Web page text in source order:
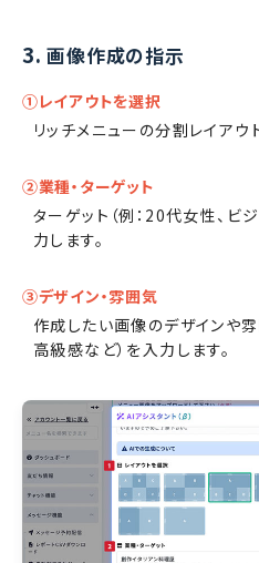
3. 画像作成の指示
①レイアウトを選択
リッチメニューの分割レイアウ
②業種・ターゲット
ターゲット（例：20代女性、ビ
力します。
③デザイン・雰囲気
作成したい画像のデザインや雰
高級感など）を入力します。